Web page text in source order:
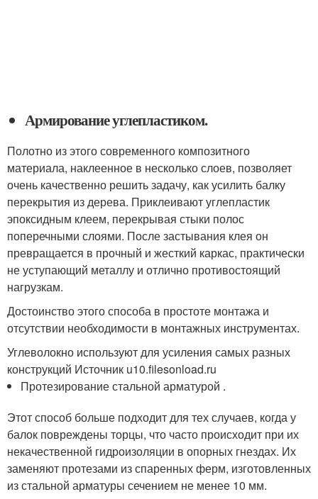
Армирование углепластиком.
Полотно из этого современного композитного
материала, наклеенное в несколько слоев, позволяет
очень качественно решить задачу, как усилить балку
перекрытия из дерева. Приклеивают углепластик
эпоксидным клеем, перекрывая стыки полос
поперечными слоями. После застывания клея он
превращается в прочный и жесткий каркас, практически
не уступающий металлу и отлично противостоящий
нагрузкам.
Достоинство этого способа в простоте монтажа и
отсутствии необходимости в монтажных инструментах.
Углеволокно используют для усиления самых разных
конструкций Источник u10.filesonload.ru
Протезирование стальной арматурой .
Этот способ больше подходит для тех случаев, когда у
балок повреждены торцы, что часто происходит при их
некачественной гидроизоляции в опорных гнездах. Их
заменяют протезами из спаренных ферм, изготовленных
из стальной арматуры сечением не менее 10 мм.